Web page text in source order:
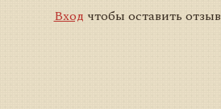
Вход чтобы оставить отзыв